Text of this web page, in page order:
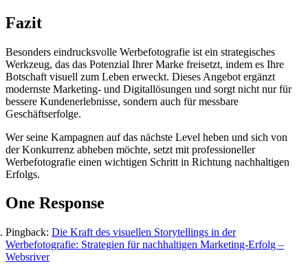
Fazit
Besonders eindrucksvolle Werbefotografie ist ein strategisches
Werkzeug, das das Potenzial Ihrer Marke freisetzt, indem es Ihre
Botschaft visuell zum Leben erweckt. Dieses Angebot ergänzt
modernste Marketing- und Digitallösungen und sorgt nicht nur für
bessere Kundenerlebnisse, sondern auch für messbare
Geschäftserfolge.
Wer seine Kampagnen auf das nächste Level heben und sich von
der Konkurrenz abheben möchte, setzt mit professioneller
Werbefotografie einen wichtigen Schritt in Richtung nachhaltigen
Erfolgs.
One Response
Pingback: Die Kraft des visuellen Storytellings in der
Werbefotografie: Strategien für nachhaltigen Marketing-Erfolg –
Websriver